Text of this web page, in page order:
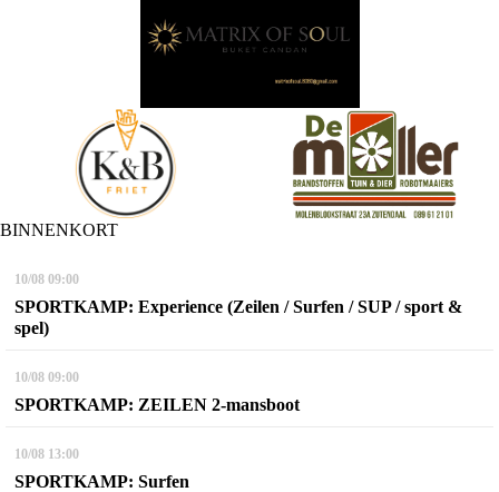
BINNENKORT
10/08 09:00
SPORTKAMP: Experience (Zeilen / Surfen / SUP / sport &
spel)
10/08 09:00
SPORTKAMP: ZEILEN 2-mansboot
10/08 13:00
SPORTKAMP: Surfen